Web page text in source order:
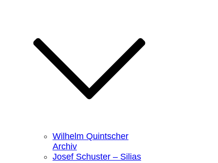
Wilhelm Quintscher
Archiv
Josef Schuster – Silias